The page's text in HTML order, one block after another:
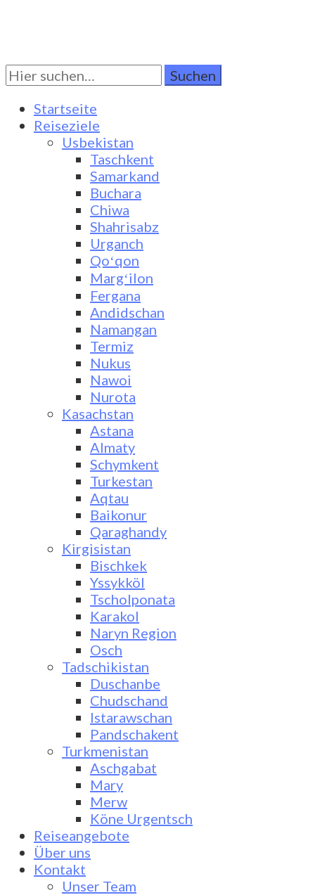
Turkestan Travel
Discover Central Asia
Suchen
Sie
nach:Startseite
Reiseziele
Usbekistan
Taschkent
Samarkand
Buchara
Chiwa
Shahrisabz
Urganch
Qoʻqon
Margʻilon
Fergana
Andidschan
Namangan
Termiz
Nukus
Nawoi
Nurota
Kasachstan
Astana
Almaty
Schymkent
Turkestan
Aqtau
Baikonur
Qaraghandy
Kirgisistan
Bischkek
Yssykköl
Tscholponata
Karakol
Naryn Region
Osch
Tadschikistan
Duschanbe
Chudschand
Istarawschan
Pandschakent
Turkmenistan
Aschgabat
Mary
Merw
Köne Urgentsch
Reiseangebote
Über uns
Kontakt
Unser Team